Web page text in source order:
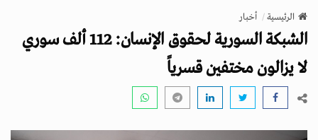
v
i
g
a
t
n
الرئيسية أخبار
الشبكة السورية لحقوق الإنسان: 112 ألف سوري
لا يزالون مختفين قسرياً